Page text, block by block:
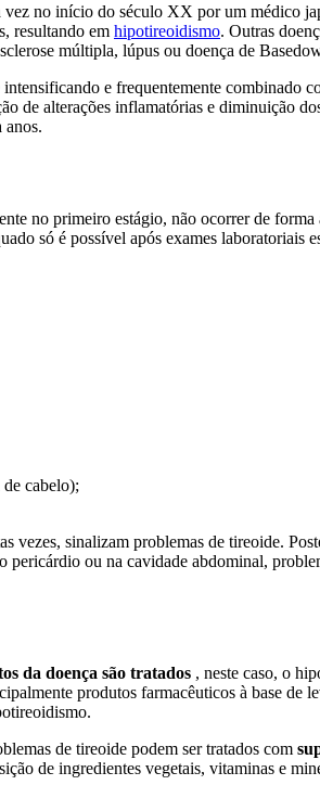
vez no início do século XX por um médico
resultando em hipotireoidismo. Outras
múltipla, lúpus ou doença de
e frequentemente combinado
de alterações inflamatórias e diminuição
anos.
no primeiro estágio, não ocorrer de
só é possível após exames laboratoriais
cabelo);
vezes, sinalizam problemas de tireoide.
ou na cavidade abdominal,
da doença são tratados , neste caso, o
produtos farmacêuticos à base
de tireoide podem ser tratados com
de ingredientes vegetais, vitaminas e